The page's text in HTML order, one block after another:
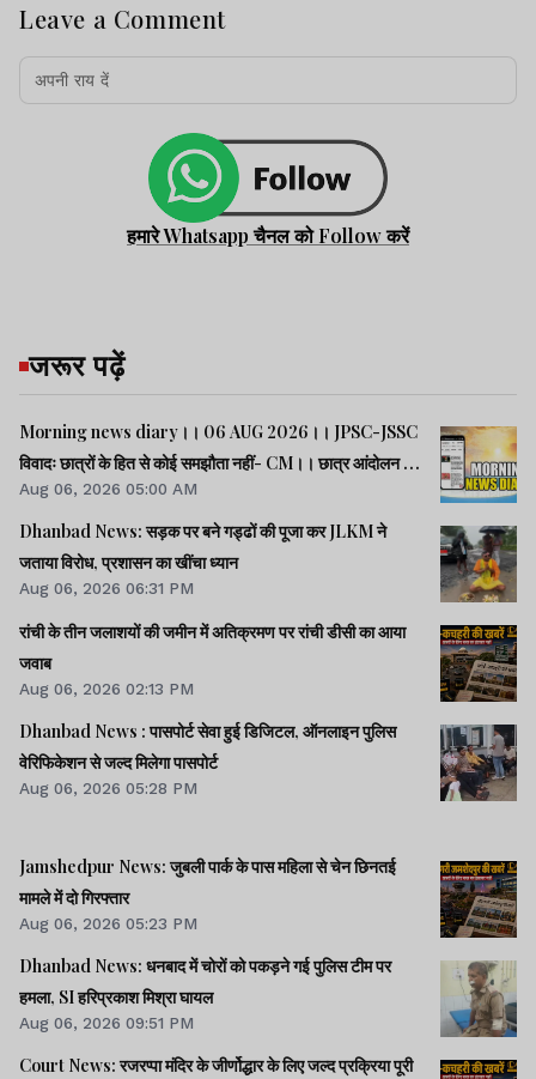
Leave a Comment
हमारे Whatsapp चैनल को Follow करें
जरूर पढ़ें
Morning news diary।। 06 AUG 2026।। JPSC-JSSC
विवादः छात्रों के हित से कोई समझौता नहीं- CM।। छात्र आंदोलन के
समर्थन में झारखंड आएंगे अभिजीत दीपके।। जब तक अमित शाह सदन
में जवाब नहीं देते, चर्चा नहीं होगीः राहुल।। समेत कई खबरें व वीडियो.
Aug 06, 2026 05:00 AM
Dhanbad News: सड़क पर बने गड्ढों की पूजा कर JLKM ने
जताया विरोध, प्रशासन का खींचा ध्यान
Aug 06, 2026 06:31 PM
रांची के तीन जलाशयों की जमीन में अतिक्रमण पर रांची डीसी का आया
जवाब
Aug 06, 2026 02:13 PM
Dhanbad News : पासपोर्ट सेवा हुई डिजिटल, ऑनलाइन पुलिस
वेरिफिकेशन से जल्द मिलेगा पासपोर्ट
Aug 06, 2026 05:28 PM
Jamshedpur News: जुबली पार्क के पास महिला से चेन छिनतई
मामले में दो गिरफ्तार
Aug 06, 2026 05:23 PM
Dhanbad News: धनबाद में चोरों को पकड़ने गई पुलिस टीम पर
हमला, SI हरिप्रकाश मिश्रा घायल
Aug 06, 2026 09:51 PM
Court News: रजरप्पा मंदिर के जीर्णोद्धार के लिए जल्द प्रक्रिया पूरी